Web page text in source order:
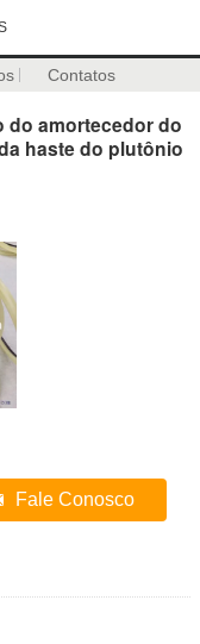
Contatos
do amortecedor do
haste do plutônio
Fale Conosco